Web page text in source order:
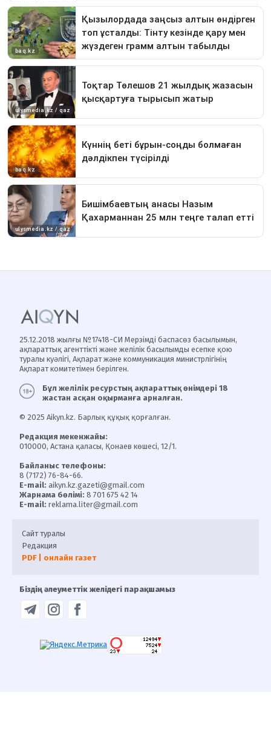
25.12.2018 жылғы №17418-СИ Мерзімді баспасөз басылымын,
ақпараттық агенттікті және желілік басылымды есепке қою
туралы куәлігі, Ақпарат және коммуникация министрлігінің
Ақпарат комитетімен берілген.
Бұл желілік ресурстың ақпараттық өнімдері 18
жастан асқан оқырманға арналған.
© 2025 Aikyn.kz. Барлық құқық қорғалған.
Редакция мекенжайы:
010000, Астана қаласы, Қонаев көшесі, 12/1.
Байланыс телефоны:
8 (7172) 76-84-66.
E-mail: aikyn.kz.gazeti@gmail.com
Жарнама бөлімі: 8 701 675 42 14
E-mail: reklama.liter@gmail.com
Сайт туралы
Редакция
PDF | онлайн газет
Біздің әлеуметтік желідегі парақшамыз